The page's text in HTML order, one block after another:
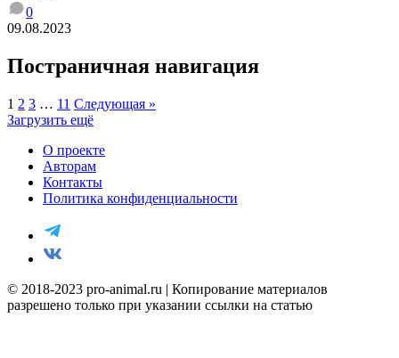
0
09.08.2023
Постраничная навигация
1 2 3 … 11 Следующая »
Загрузить ещё
О проекте
Авторам
Контакты
Политика конфиденциальности
© 2018-2023 pro-animal.ru | Копирование материалов
разрешено только при указании ссылки на статью